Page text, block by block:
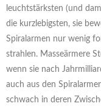
leuchtstärksten (und
die kurzlebigsten, sie
Spiralarmen nur wenig
strahlen. Masseärmere
wenn sie nach
auch aus den
schwach in deren